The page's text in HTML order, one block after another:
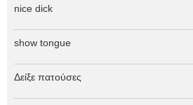
nice dick
show tongue
Δείξε πατούσες